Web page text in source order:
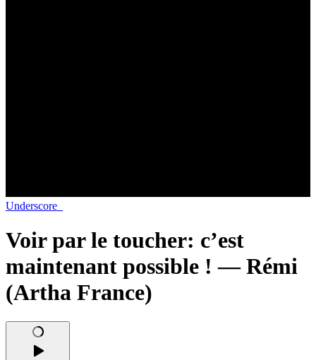
Underscore_
Voir par le toucher: c’est
maintenant possible ! — Rémi
(Artha France)